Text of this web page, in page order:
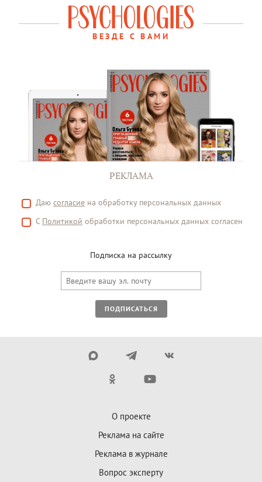
ВЕЗДЕ С ВАМИ
РЕКЛАМА
Даю согласие на обработку персональных данных
С Политикой обработки персональных данных согласен
Подписка на рассылку
ПОДПИСАТЬСЯ
О проекте
Реклама на сайте
Реклама в журнале
Вопрос эксперту